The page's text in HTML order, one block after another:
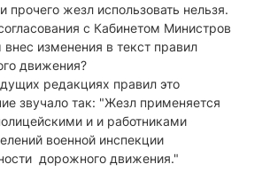
прочего жезл использовать нельзя.
с Кабинетом Министров
изменения в текст правил
движения?
редакциях правил это
звучало так: "Жезл применяется
и и работниками
военной инспекции
дорожного движения."